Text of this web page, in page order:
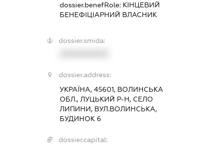
dossier.benefRole: КІНЦЕВИЙ
БЕНЕФІЦІАРНИЙ ВЛАСНИК
dossier.smida:
dossier.address:
УКРАЇНА, 45601, ВОЛИНСЬКА
ОБЛ., ЛУЦЬКИЙ Р-Н, СЕЛО
ЛИПИНИ, ВУЛ.ВОЛИНСЬКА,
БУДИНОК 6
dossier.capital: